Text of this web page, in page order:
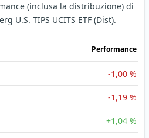
(inclusa la distribuzione) di
U.S. TIPS UCITS ETF (Dist).
Performance
-1,00 %
-1,19 %
+1,04 %